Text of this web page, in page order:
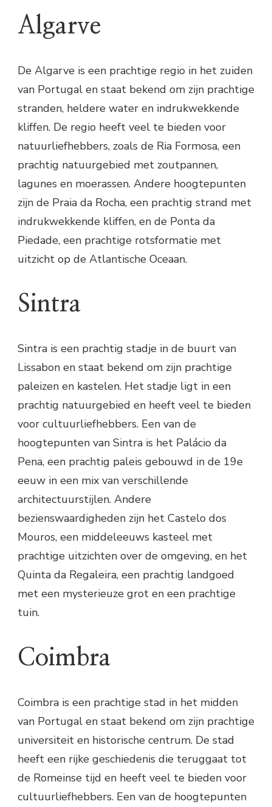
Algarve
De Algarve is een prachtige regio in het zuiden
van Portugal en staat bekend om zijn prachtige
stranden, heldere water en indrukwekkende
kliffen. De regio heeft veel te bieden voor
natuurliefhebbers, zoals de Ria Formosa, een
prachtig natuurgebied met zoutpannen,
lagunes en moerassen. Andere hoogtepunten
zijn de Praia da Rocha, een prachtig strand met
indrukwekkende kliffen, en de Ponta da
Piedade, een prachtige rotsformatie met
uitzicht op de Atlantische Oceaan.
Sintra
Sintra is een prachtig stadje in de buurt van
Lissabon en staat bekend om zijn prachtige
paleizen en kastelen. Het stadje ligt in een
prachtig natuurgebied en heeft veel te bieden
voor cultuurliefhebbers. Een van de
hoogtepunten van Sintra is het Palácio da
Pena, een prachtig paleis gebouwd in de 19e
eeuw in een mix van verschillende
architectuurstijlen. Andere
bezienswaardigheden zijn het Castelo dos
Mouros, een middeleeuws kasteel met
prachtige uitzichten over de omgeving, en het
Quinta da Regaleira, een prachtig landgoed
met een mysterieuze grot en een prachtige
tuin.
Coimbra
Coimbra is een prachtige stad in het midden
van Portugal en staat bekend om zijn prachtige
universiteit en historische centrum. De stad
heeft een rijke geschiedenis die teruggaat tot
de Romeinse tijd en heeft veel te bieden voor
cultuurliefhebbers. Een van de hoogtepunten